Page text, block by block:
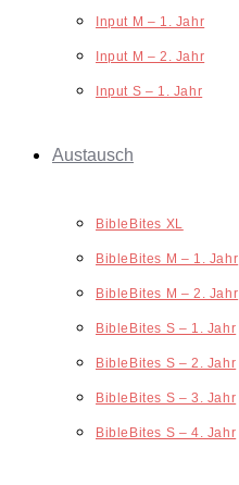
Input M – 1. Jahr
Input M – 2. Jahr
Input S – 1. Jahr
Austausch
BibleBites XL
BibleBites M – 1. Jahr
BibleBites M – 2. Jahr
BibleBites S – 1. Jahr
BibleBites S – 2. Jahr
BibleBites S – 3. Jahr
BibleBites S – 4. Jahr